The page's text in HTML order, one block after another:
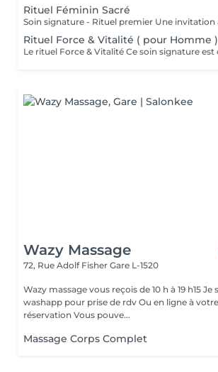
Rituel Féminin Sacré
Rituel Force & Vitalité ( pour Homme )
Wazy Massage
72, Rue Adolf Fisher Gare L-1520
Wazy massage vous reçois de 10 h à 19 h15 Je suis joignable sur
washapp pour prise de rdv Ou en ligne à votre choix pour la
réservation Vous pouve...
Massage Corps Complet